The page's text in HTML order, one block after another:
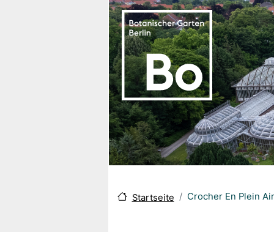
Startseite Crocher En Plein